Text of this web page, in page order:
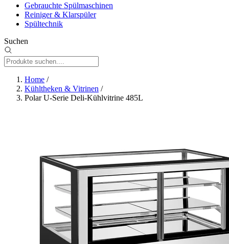
Gebrauchte Spülmaschinen
Reiniger & Klarspüler
Spültechnik
Suchen
Home /
Kühltheken & Vitrinen /
Polar U-Serie Deli-Kühlvitrine 485L